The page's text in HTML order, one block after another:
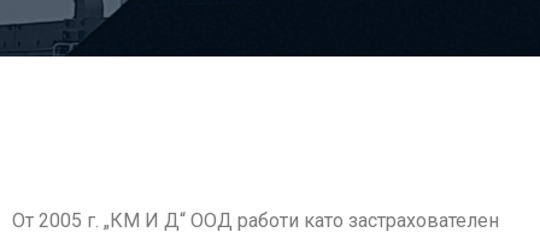
От 2005 г. „КМ И Д“ ООД работи като застрахователен